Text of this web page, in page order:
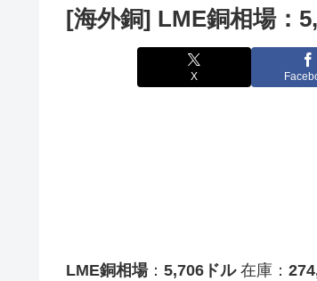
[海外銅] LME銅相場：
X
LME銅相場： 5,706ドル在庫：